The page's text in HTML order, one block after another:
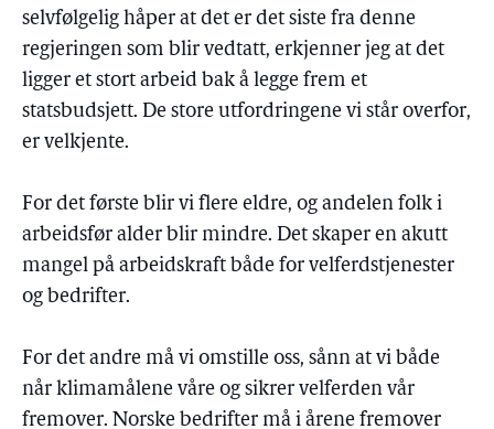
selvfølgelig håper at det er det siste fra denne
regjeringen som blir vedtatt, erkjenner jeg at det
ligger et stort arbeid bak å legge frem et
statsbudsjett. De store utfordringene vi står overfor,
er velkjente.
For det første blir vi flere eldre, og andelen folk i
arbeidsfør alder blir mindre. Det skaper en akutt
mangel på arbeidskraft både for velferdstjenester
og bedrifter.
For det andre må vi omstille oss, sånn at vi både
når klimamålene våre og sikrer velferden vår
fremover. Norske bedrifter må i årene fremover